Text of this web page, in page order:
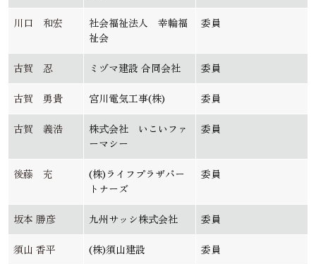
川口 和宏
社会福祉法人 幸輪福
祉会
委員
古賀 忍 ミヅマ建設 合同会社 委員
古賀 勇貴 宮川電気工事(株) 委員
古賀 義浩
株式会社 いこいファ
ーマシー
委員
後藤 充
(株)ライフプラザパー
トナーズ
委員
坂本 勝彦 九州サッシ株式会社 委員
須山 香平 (株)須山建設 委員